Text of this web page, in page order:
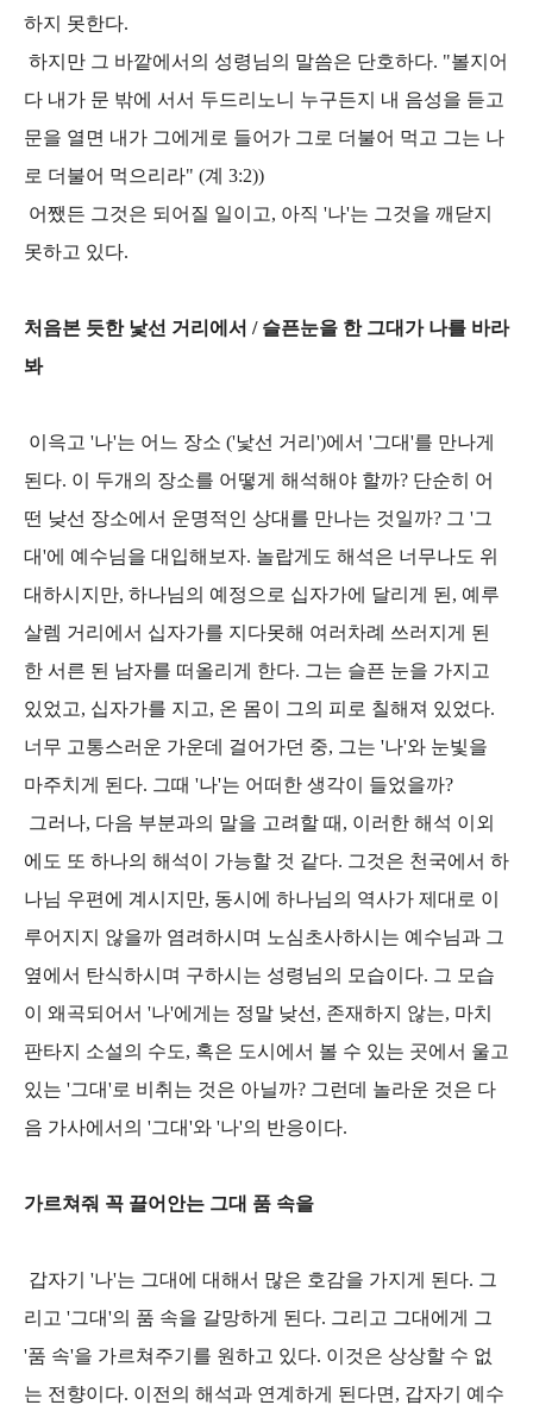
하지 못한다.
하지만 그 바깥에서의 성령님의 말씀은 단호하다. "볼지어
다 내가 문 밖에 서서 두드리노니 누구든지 내 음성을 듣고
문을 열면 내가 그에게로 들어가 그로 더불어 먹고 그는 나
로 더불어 먹으리라" (계 3:2))
어쨌든 그것은 되어질 일이고, 아직 '나'는 그것을 깨닫지
못하고 있다.
처음본 듯한 낯선 거리에서 / 슬픈눈을 한 그대가 나를 바라
봐
이윽고 '나'는 어느 장소 ('낯선 거리')에서 '그대'를 만나게
된다. 이 두개의 장소를 어떻게 해석해야 할까? 단순히 어
떤 낮선 장소에서 운명적인 상대를 만나는 것일까? 그 '그
대'에 예수님을 대입해보자. 놀랍게도 해석은 너무나도 위
대하시지만, 하나님의 예정으로 십자가에 달리게 된, 예루
살렘 거리에서 십자가를 지다못해 여러차례 쓰러지게 된
한 서른 된 남자를 떠올리게 한다. 그는 슬픈 눈을 가지고
있었고, 십자가를 지고, 온 몸이 그의 피로 칠해져 있었다.
너무 고통스러운 가운데 걸어가던 중, 그는 '나'와 눈빛을
마주치게 된다. 그때 '나'는 어떠한 생각이 들었을까?
그러나, 다음 부분과의 말을 고려할 때, 이러한 해석 이외
에도 또 하나의 해석이 가능할 것 같다. 그것은 천국에서 하
나님 우편에 계시지만, 동시에 하나님의 역사가 제대로 이
루어지지 않을까 염려하시며 노심초사하시는 예수님과 그
옆에서 탄식하시며 구하시는 성령님의 모습이다. 그 모습
이 왜곡되어서 '나'에게는 정말 낮선, 존재하지 않는, 마치
판타지 소설의 수도, 혹은 도시에서 볼 수 있는 곳에서 울고
있는 '그대'로 비취는 것은 아닐까? 그런데 놀라운 것은 다
음 가사에서의 '그대'와 '나'의 반응이다.
가르쳐줘 꼭 끌어안는 그대 품 속을
갑자기 '나'는 그대에 대해서 많은 호감을 가지게 된다. 그
리고 '그대'의 품 속을 갈망하게 된다. 그리고 그대에게 그
'품 속'을 가르쳐주기를 원하고 있다. 이것은 상상할 수 없
는 전향이다. 이전의 해석과 연계하게 된다면, 갑자기 예수